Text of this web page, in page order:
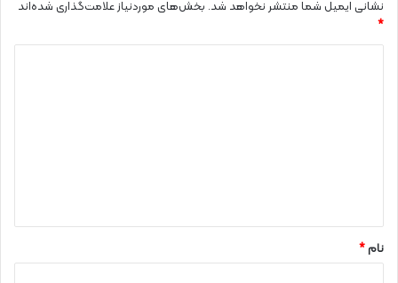
نشانی ایمیل شما منتشر نخواهد شد. بخش‌های موردنیاز علامت‌گذاری شده‌اند
*
نام*